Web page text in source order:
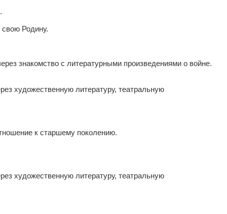
свою Родину.
знакомство с литературными произведениями о войне.
художественную литературу, театральную
к старшему поколению.
художественную литературу, театральную